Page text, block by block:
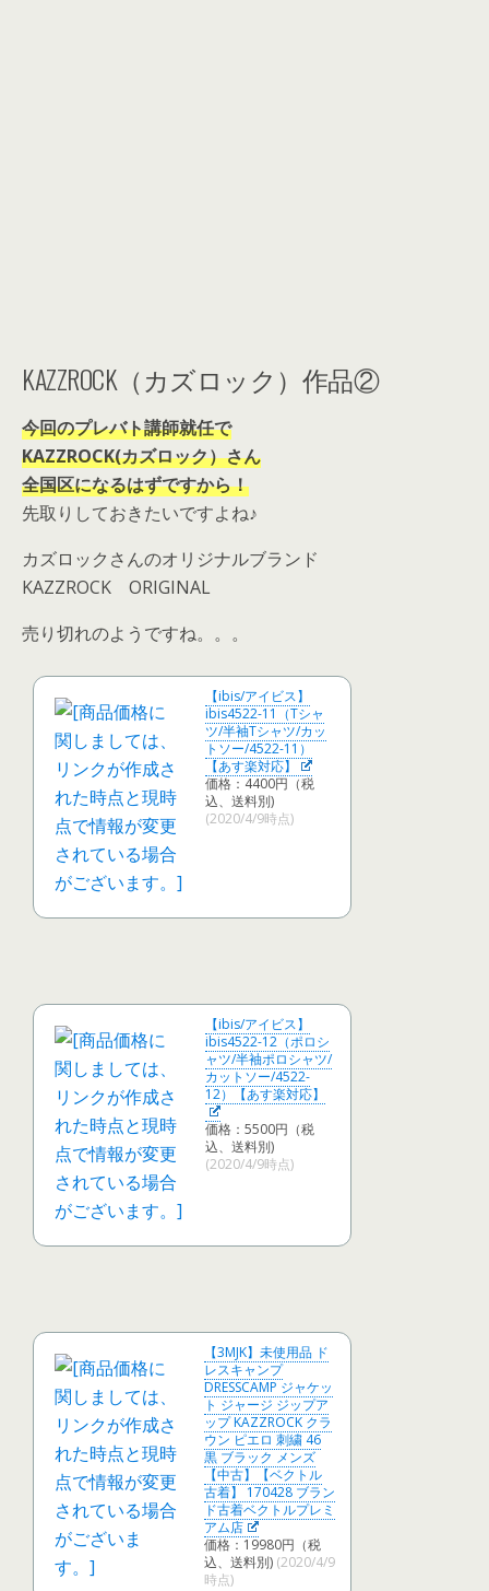
KAZZROCK（カズロック）作品②
今回のプレバト講師就任で
KAZZROCK(カズロック）さん
全国区になるはずですから！
先取りしておきたいですよね♪
カズロックさんのオリジナルブランド
KAZZROCK ORIGINAL
売り切れのようですね。。。
【ibis/アイビス】
ibis4522-11（Tシャ
ツ/半袖Tシャツ/カッ
トソー/4522-11）
【あす楽対応】
価格：4400円（税
込、送料別)
(2020/4/9時点)
【ibis/アイビス】
ibis4522-12（ポロシ
ャツ/半袖ポロシャツ/
カットソー/4522-
12）【あす楽対応】
価格：5500円（税
込、送料別)
(2020/4/9時点)
【3MJK】未使用品 ド
レスキャンプ
DRESSCAMP ジャケッ
ト ジャージ ジップア
ップ KAZZROCK クラ
ウン ピエロ 刺繍 46
黒 ブラック メンズ
【中古】【ベクトル
古着】 170428 ブラン
ド古着ベクトルプレミ
アム店
価格：19980円（税
込、送料別) (2020/4/9
時点)